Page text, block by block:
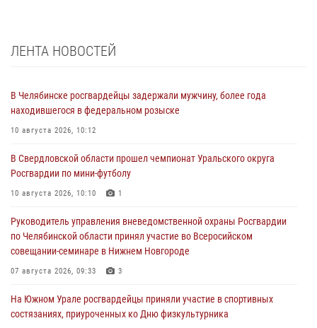
ЛЕНТА НОВОСТЕЙ
В Челябинске росгвардейцы задержали мужчину, более года
находившегося в федеральном розыске
10 августа 2026, 10:12
В Свердловской области прошел чемпионат Уральского округа
Росгвардии по мини-футболу
10 августа 2026, 10:10 1
Руководитель управления вневедомственной охраны Росгвардии
по Челябинской области принял участие во Всеросийском
совещании-семинаре в Нижнем Новгороде
07 августа 2026, 09:33 3
На Южном Урале росгвардейцы приняли участие в спортивных
состязаниях, приуроченных ко Дню физкультурника